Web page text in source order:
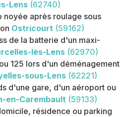
Lens (62740)
noyée après roulage sous
Ostricourt (59162)
de la batterie d'un maxi-
lès-Lens (62970)
125 lors d'un déménagement
sous-Lens (62221)
d'une gare, d'un aéroport ou
en-Carembault (59133)
résidence ou parking